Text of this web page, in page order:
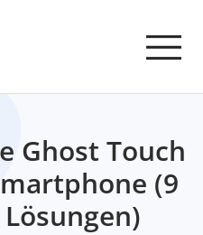
Ghost Touch
(9